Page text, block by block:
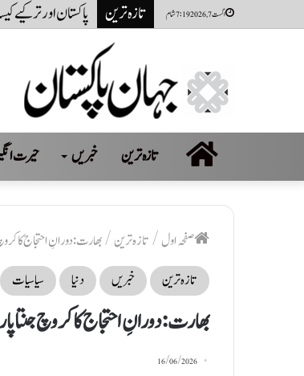
اگست 7, 2026 7:19 شام تازہ ترین پاکستان اور ترکیے
صفحہ
اول
تازہ ترین خبریں حیرت
صفحہ اول /تازہ ترین/بھارت: دورانِ احتجاج
تازہ ترین
خبریں دنیا سیاسیات
بھارت: دورانِ احتجاج کاکروچ جنتا
16/06/2026